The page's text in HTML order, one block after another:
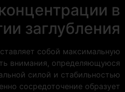
в
заглубления
собой максимальную
внимания, определяющуюся
силой и стабильностью
сосредоточение образует